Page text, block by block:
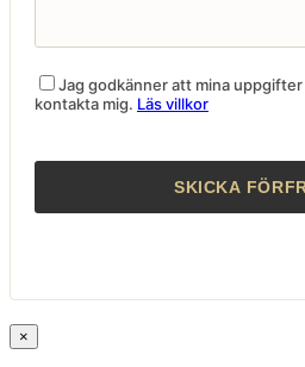
Jag godkänner att mina
kontakta mig. Läs villkor
×